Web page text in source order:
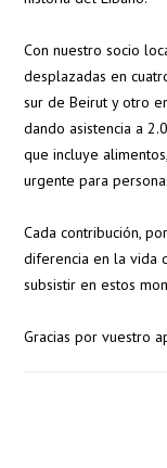
Con nuestro socio
desplazadas en
sur de Beirut y otro
dando asistencia a
que incluye
urgente para
Cada contribución,
diferencia en la vida
subsistir en estos
Gracias por vuestro